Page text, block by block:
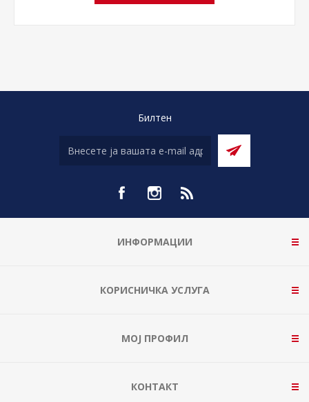
Билтен
ИНФОРМАЦИИ
КОРИСНИЧКА УСЛУГА
МОЈ ПРОФИЛ
КОНТАКТ